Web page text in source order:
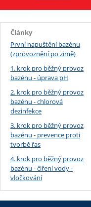
Články
První napuštění bazénu
(zprovoznění po zimě)
1. krok pro běžný provoz
bazénu - úprava pH
2. krok pro běžný provoz
bazénu - chlorová
dezinfekce
3. krok pro běžný provoz
bazénu - prevence proti
tvorbě řas
4. krok pro běžný provoz
bazénu - čiření vody -
vločkování